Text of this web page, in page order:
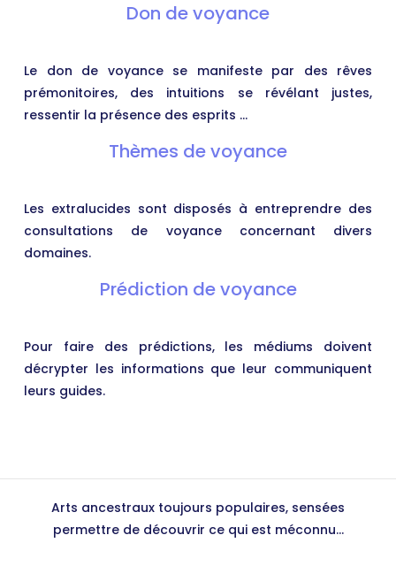
Don de voyance
Le don de voyance se manifeste par des rêves
prémonitoires, des intuitions se révélant justes,
ressentir la présence des esprits …
Thèmes de voyance
Les extralucides sont disposés à entreprendre des
consultations de voyance concernant divers
domaines.
Prédiction de voyance
Pour faire des prédictions, les médiums doivent
décrypter les informations que leur communiquent
leurs guides.
Arts ancestraux toujours populaires, sensées
permettre de découvrir ce qui est méconnu...